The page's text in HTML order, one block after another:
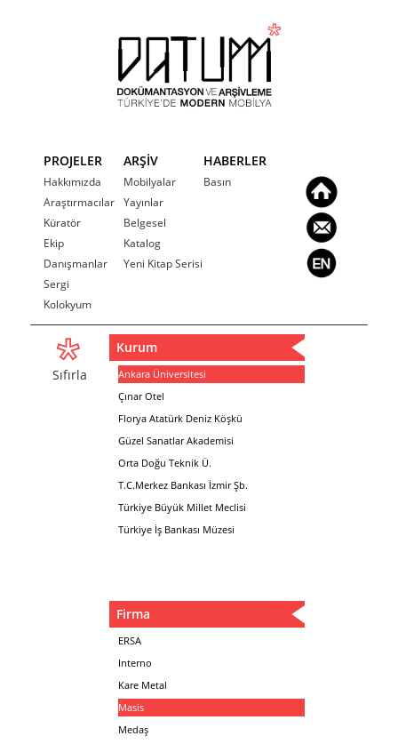
PROJELER
Hakkımızda
Araştırmacılar
Küratör
Ekip
Danışmanlar
Sergi
Kolokyum
ARŞİV
Mobilyalar
Yayınlar
Belgesel
Katalog
Yeni Kitap Serisi
HABERLER
Basın
Sıfırla
Kurum
Ankara Üniversitesi
Çınar Otel
Florya Atatürk Deniz Köşkü
Güzel Sanatlar Akademisi
Orta Doğu Teknik Ü.
T.C.Merkez Bankası İzmir Şb.
Türkiye Büyük Millet Meclisi
Türkiye İş Bankası Müzesi
Firma
ERSA
Interno
Kare Metal
Masis
Medaş